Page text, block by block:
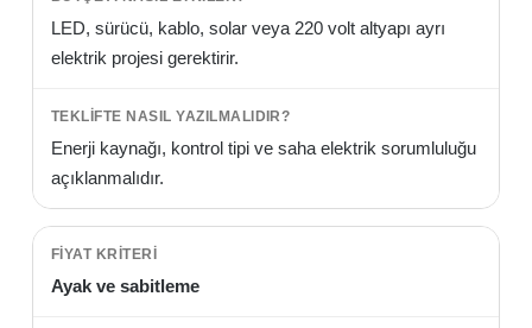
LED, sürücü, kablo, solar veya 220 volt altyapı ayrı
elektrik projesi gerektirir.
Enerji kaynağı, kontrol tipi ve saha elektrik sorumluluğu
açıklanmalıdır.
Ayak ve sabitleme